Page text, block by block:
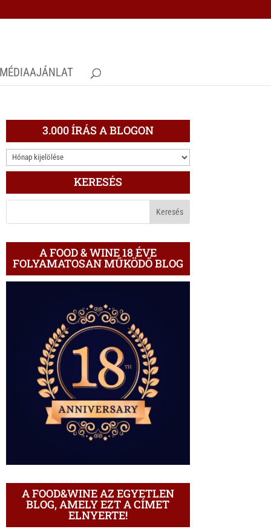
MÉDIAAJÁNLAT
3.000 ÍRÁS A BLOGON
3.000
ÍRÁS
BLOGON
KERESÉS
A FOOD & WINE 18 ÉVE
FOLYAMATOSAN MŰKÖDŐ BLOG
A FOOD&WINE AZ EGYETLEN
BLOG, AMELY EZT A CÍMET
ELNYERTE!